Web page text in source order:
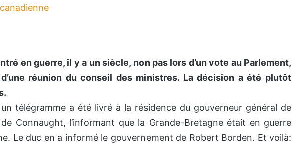
en guerre, il y a un siècle, non pas lors d’un vote au Parlement,
réunion du conseil des ministres. La décision a été plutôt
télégramme a été livré à la résidence du gouverneur général de
de Connaught, l’informant que la Grande-Bretagne était en guerre
Le duc en a informé le gouvernement de Robert Borden. Et voilà: